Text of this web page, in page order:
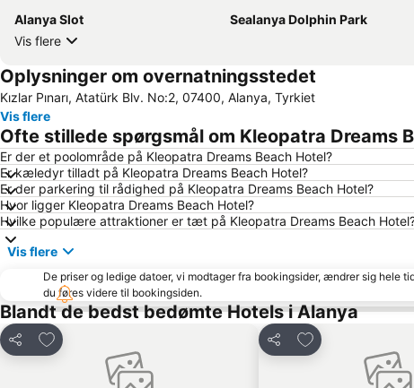
Alanya Slot
Sealanya Dolphin Park
Vis flere
Oplysninger om overnatningsstedet
Kızlar Pınarı, Atatürk Blv. No:2, 07400, Alanya, Tyrkiet
Vis flere
Ofte stillede spørgsmål om Kleopatra Dreams
Er der et poolområde på Kleopatra Dreams Beach Hotel?
Er kæledyr tilladt på Kleopatra Dreams Beach Hotel?
Er der parkering til rådighed på Kleopatra Dreams Beach Hotel?
Hvor ligger Kleopatra Dreams Beach Hotel?
Hvilke populære attraktioner er tæt på Kleopatra Dreams Beach
Vis flere
De priser og ledige datoer, vi modtager fra bookingsider, ændrer sig hele
du føres videre til bookingsiden.
Blandt de bedst bedømte Hotels i Alanya
Del
Føj til favoritter
Del
Føj til favoritter